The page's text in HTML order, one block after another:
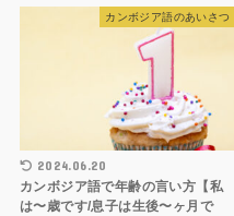
カンボジア語のあいさつ
2024.06.20
カンボジア語で年齢の言い方【私
は〜歳です/息子は生後〜ヶ月で